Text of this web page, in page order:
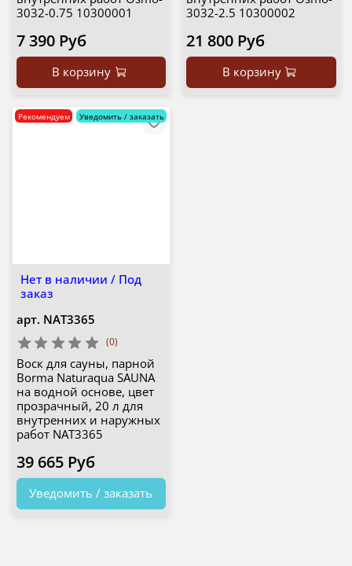
3032-0.75 10300001
7 390 Руб
В корзину
3032-2.5 10300002
21 800 Руб
В корзину
Нет в наличии / Под
заказ
Рекомендуем Уведомить / заказать
арт. NAT3365
(0)
Воск для сауны, парной
Borma Naturaqua SAUNA
на водной основе, цвет
прозрачный, 20 л для
внутренних и наружных
работ NAT3365
39 665 Руб
Уведомить / заказать